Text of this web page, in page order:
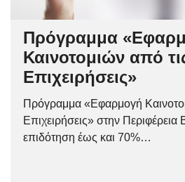
Πρόγραμμα
Καινοτομιών από
Επιχειρήσεις»
Πρόγραμμα «Εφαρμογή
Επιχειρήσεις» στην Περιφέρεια
επιδότηση έως και 70%…